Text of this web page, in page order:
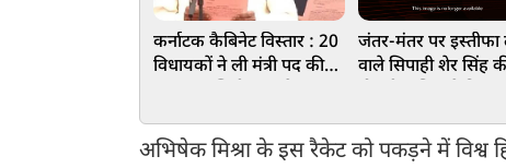
कर्नाटक कैबिनेट विस्तार : 20
विधायकों ने ली मंत्री पद की
जंतर-मंतर पर इस्तीफा
वाले सिपाही शेर सिंह
अभिषेक मिश्रा के इस रैकेट को पकड़ने में विश्व